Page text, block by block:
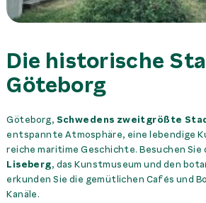
Die historische
Göteborg
Göteborg, Schwedens zweitgrößte
entspannte Atmosphäre, eine lebendige
reiche maritime Geschichte. Besuchen Sie
Liseberg, das Kunstmuseum und den
erkunden Sie die gemütlichen Cafés und
Kanäle.